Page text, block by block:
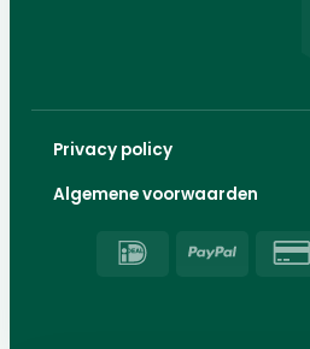
Privacy policy
Algemene voorwaarden
IDeal PayPal